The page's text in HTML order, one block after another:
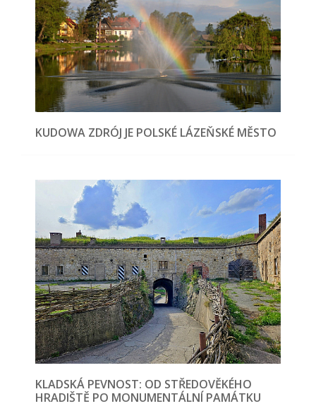
KUDOWA ZDRÓJ JE POLSKÉ LÁZEŇSKÉ MĚSTO
KLADSKÁ PEVNOST: OD STŘEDOVĚKÉHO
HRADIŠTĚ PO MONUMENTÁLNÍ PAMÁTKU